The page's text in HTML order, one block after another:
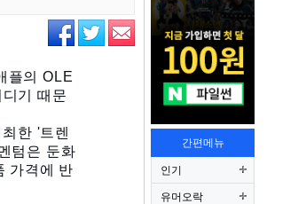
간편메뉴
인기
유머오락
플의 OLE
디기때문
한 '트렌
텀은 둔화
가격에 반